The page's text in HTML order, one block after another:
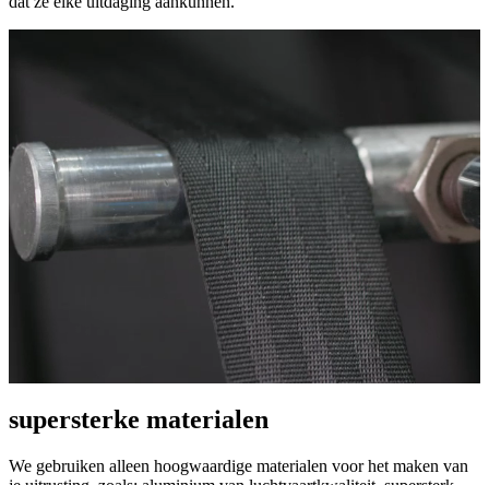
supersterke materialen
We gebruiken alleen hoogwaardige materialen voor het maken van